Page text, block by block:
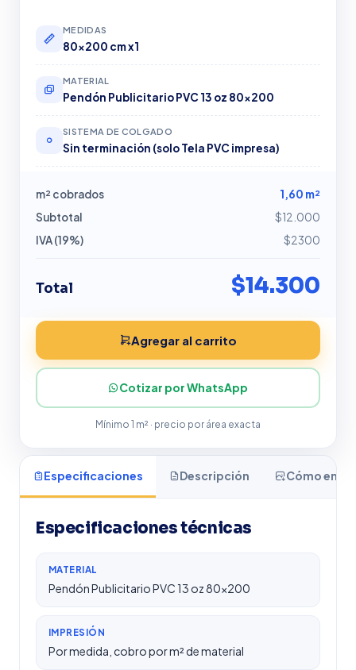
MEDIDAS
80x200 cm x1
MATERIAL
Pendón Publicitario PVC 13 oz 80×200
SISTEMA DE COLGADO
Sin terminación (solo Tela PVC impresa)
m² cobrados
1,60 m²
Subtotal
$12.000
IVA (19%)
$2300
Total $14.300
Agregar al carrito
Cotizar por WhatsApp
Mínimo 1 m² · precio por área exacta
Especificaciones Descripción Cómo
Especificaciones técnicas
MATERIAL
Pendón Publicitario PVC 13 oz 80×200
IMPRESIÓN
Por medida, cobro por m² de material